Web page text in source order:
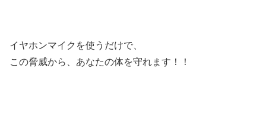
イヤホンマイクを使うだけで、
この脅威から、あなたの体を守れます！！